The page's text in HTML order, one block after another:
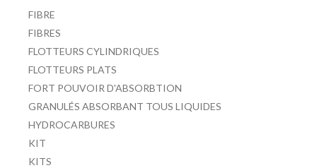
FIBRE
FIBRES
FLOTTEURS CYLINDRIQUES
FLOTTEURS PLATS
FORT POUVOIR D'ABSORBTION
GRANULÉS ABSORBANT TOUS LIQUIDES
HYDROCARBURES
KIT
KITS